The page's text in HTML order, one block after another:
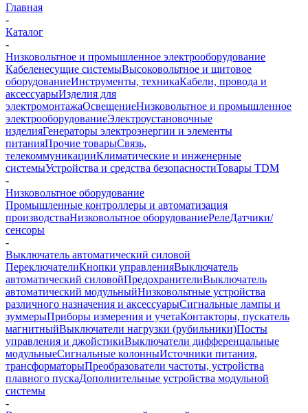
Главная
-
Каталог
-
Низковольтное и промышленное электрооборудование
Кабеленесущие системыВысоковольтное и щитовое
оборудованиеИнструменты, техникаКабели, провода и
аксессуарыИзделия для
электромонтажаОсвещениеНизковольтное и промышленное
электрооборудованиеЭлектроустановочные
изделияГенераторы электроэнергии и элементы
питанияПрочие товарыСвязь,
телекоммуникацииКлиматические и инженерные
системыУстройства и средства безопасностиТовары TDM
-
Низковольтное оборудование
Промышленные контроллеры и автоматизация
производстваНизковольтное оборудованиеРелеДатчики/
сенсоры
-
Выключатель автоматический силовой
ПереключателиКнопки управленияВыключатель
автоматический силовойПредохранителиВыключатель
автоматический модульныйНизковольтные устройства
различного назначения и аксессуарыСигнальные лампы и
зуммерыПриборы измерения и учетаКонтакторы, пускатель
магнитныйВыключатели нагрузки (рубильники)Посты
управления и джойстикиВыключатели дифференцальные
модульныеСигнальные колонныИсточники питания,
трансформаторыПреобразователи частоты, устройства
плавного пускаДополнительные устройства модульной
системы
-